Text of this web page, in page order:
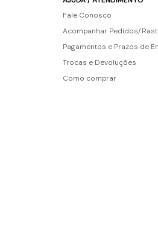
Fale Conosco
Acompanhar Pedidos/
Pagamentos e Prazos de
Trocas e Devoluções
Como comprar